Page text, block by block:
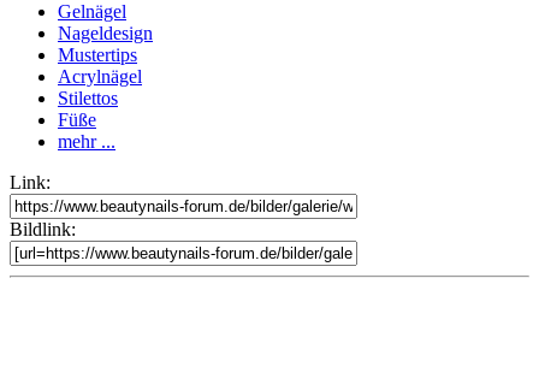
Gelnägel
Nageldesign
Mustertips
Acrylnägel
Stilettos
Füße
mehr ...
Link:
Bildlink: